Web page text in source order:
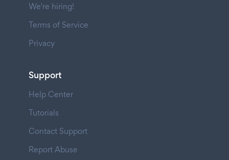
We're hiring!
Terms of Service
Privacy
Support
Help Center
Tutorials
Contact Support
Report Abuse